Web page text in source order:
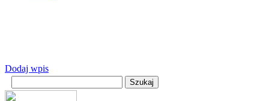
Dodaj wpis